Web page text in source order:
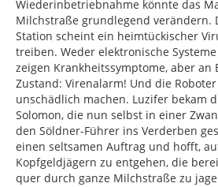
Wiederinbetriebnahme könnte das
Milchstraße grundlegend verändern.
Station scheint ein heimtückischer
treiben. Weder elektronische
zeigen Krankheitssymptome, aber
Zustand: Virenalarm! Und die
unschädlich machen. Luzifer bekam
Solomon, die nun selbst in einer
den Söldner-Führer ins Verderben
einen seltsamen Auftrag und hofft,
Kopfgeldjägern zu entgehen, die
quer durch ganze Milchstraße zu